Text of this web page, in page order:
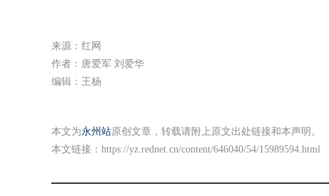
来源：红网
作者：唐爱军 刘爱华
编辑：王杨
本文为永州站原创文章，转载请附上原文出处链接和本声明。
本文链接： https://yz.rednet.cn/content/646040/54/15989594.html